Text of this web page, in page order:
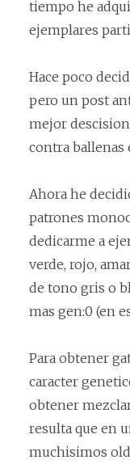
tiempo he
ejemplares
Hace poco
pero un post
mejor
contra ballenas
Ahora he
patrones
dedicarme a
verde, rojo,
de tono gris o
mas gen:0 (en
Para obtener
caracter
obtener
resulta que en
muchisimos